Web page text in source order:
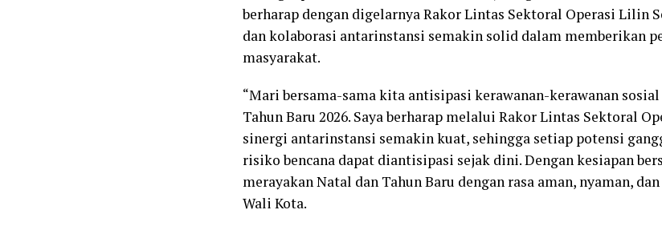
berharap dengan digelarnya Rakor Lintas Sektoral Operasi Lilin
dan kolaborasi antarinstansi semakin solid dalam memberikan
masyarakat.
“Mari bersama-sama kita antisipasi kerawanan-kerawanan
Tahun Baru 2026. Saya berharap melalui Rakor Lintas Sektoral
sinergi antarinstansi semakin kuat, sehingga setiap potensi
risiko bencana dapat diantisipasi sejak dini. Dengan kesiapan
merayakan Natal dan Tahun Baru dengan rasa aman, nyaman,
Wali Kota.